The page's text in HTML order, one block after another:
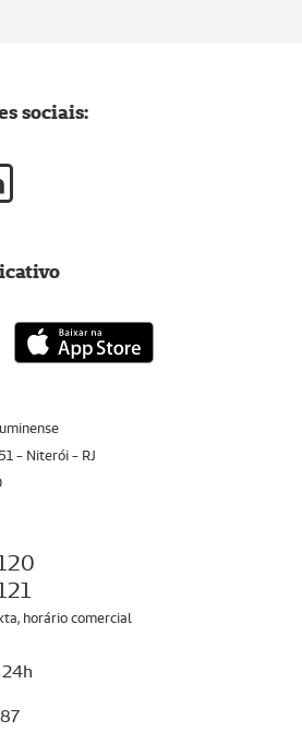
- Niterói - RJ
horário comercial
sociais: